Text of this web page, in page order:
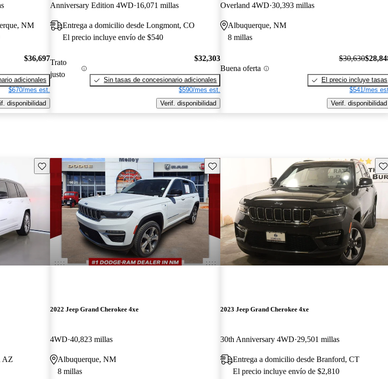
NM
$36,697
adicionales
$670/mes est.
disponibilidad
Anniversary Edition 4WD 16,071 millas
Entrega a domicilio desde Longmont, CO
El precio incluye envío de $540
Trato
justo
$32,303
Sin tasas de concesionario adicionales
$590/mes est.
Verif. disponibilidad
Overland 4WD 30,393 millas
Albuquerque, NM
8 millas
Buena oferta
$30,630
El precio incluye tasas
$541/mes
Verif. disponibilidad
Guarda este Aviso
AZ
Guarda este Aviso
2022 Jeep Grand Cherokee 4xe
4WD 40,823 millas
Albuquerque, NM
8 millas
2023 Jeep Grand Cherokee 4xe
30th Anniversary 4WD 29,501 millas
Entrega a domicilio desde Branford, CT
El precio incluye envío de $2,810